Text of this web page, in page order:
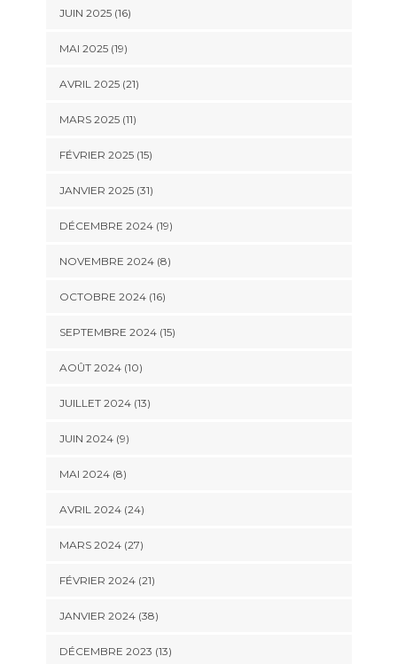
JUIN 2025 (16)
MAI 2025 (19)
AVRIL 2025 (21)
MARS 2025 (11)
FÉVRIER 2025 (15)
JANVIER 2025 (31)
DÉCEMBRE 2024 (19)
NOVEMBRE 2024 (8)
OCTOBRE 2024 (16)
SEPTEMBRE 2024 (15)
AOÛT 2024 (10)
JUILLET 2024 (13)
JUIN 2024 (9)
MAI 2024 (8)
AVRIL 2024 (24)
MARS 2024 (27)
FÉVRIER 2024 (21)
JANVIER 2024 (38)
DÉCEMBRE 2023 (13)